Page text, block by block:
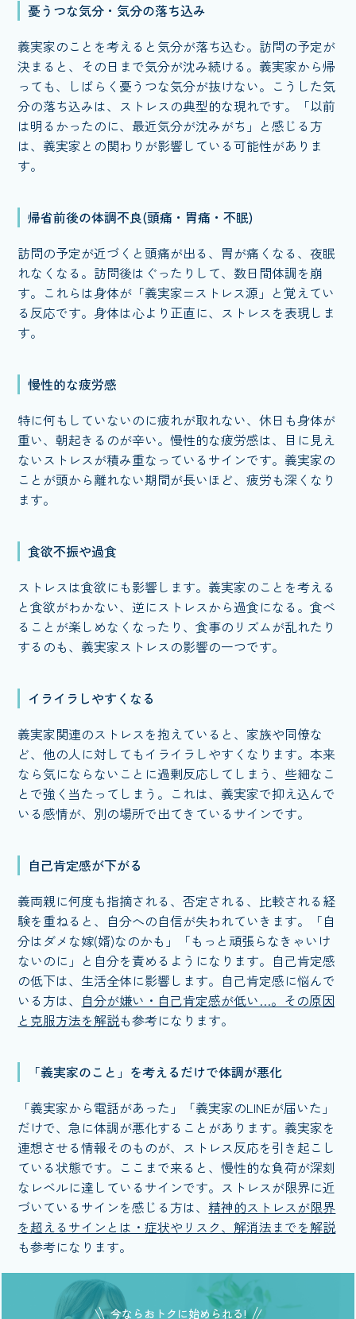
憂うつな気分・気分の落ち込み
義実家のことを考えると気分が落ち込む。訪問の予定が
決まると、その日まで気分が沈み続ける。義実家から帰
っても、しばらく憂うつな気分が抜けない。こうした気
分の落ち込みは、ストレスの典型的な現れです。「以前
は明るかったのに、最近気分が沈みがち」と感じる方
は、義実家との関わりが影響している可能性がありま
す。
帰省前後の体調不良(頭痛・胃痛・不眠)
訪問の予定が近づくと頭痛が出る、胃が痛くなる、夜眠
れなくなる。訪問後はぐったりして、数日間体調を崩
す。これらは身体が「義実家=ストレス源」と覚えてい
る反応です。身体は心より正直に、ストレスを表現しま
す。
慢性的な疲労感
特に何もしていないのに疲れが取れない、休日も身体が
重い、朝起きるのが辛い。慢性的な疲労感は、目に見え
ないストレスが積み重なっているサインです。義実家の
ことが頭から離れない期間が長いほど、疲労も深くなり
ます。
食欲不振や過食
ストレスは食欲にも影響します。義実家のことを考える
と食欲がわかない、逆にストレスから過食になる。食べ
ることが楽しめなくなったり、食事のリズムが乱れたり
するのも、義実家ストレスの影響の一つです。
イライラしやすくなる
義実家関連のストレスを抱えていると、家族や同僚な
ど、他の人に対してもイライラしやすくなります。本来
なら気にならないことに過剰反応してしまう、些細なこ
とで強く当たってしまう。これは、義実家で抑え込んで
いる感情が、別の場所で出てきているサインです。
自己肯定感が下がる
義両親に何度も指摘される、否定される、比較される経
験を重ねると、自分への自信が失われていきます。「自
分はダメな嫁(婿)なのかも」「もっと頑張らなきゃいけ
ないのに」と自分を責めるようになります。自己肯定感
の低下は、生活全体に影響します。自己肯定感に悩んで
いる方は、 自分が嫌い・自己肯定感が低い…。その原因
と克服方法を解説も参考になります。
「義実家のこと」を考えるだけで体調が悪化
「義実家から電話があった」「義実家のLINEが届いた」
だけで、急に体調が悪化することがあります。義実家を
連想させる情報そのものが、ストレス反応を引き起こし
ている状態です。ここまで来ると、慢性的な負荷が深刻
なレベルに達しているサインです。ストレスが限界に近
づいているサインを感じる方は、精神的ストレスが限界
を超えるサインとは・症状やリスク、解消法までを解説
も参考になります。
今ならおトクに始められる!